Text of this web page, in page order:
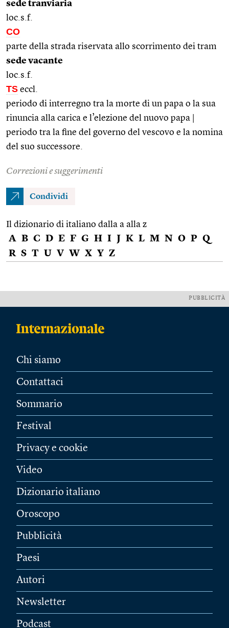
sede tranviaria
loc.s.f.
CO
parte della strada riservata allo scorrimento dei tram
sede vacante
loc.s.f.
TS eccl.
periodo di interregno tra la morte di un papa o la sua
rinuncia alla carica e l’elezione del nuovo papa |
periodo tra la fine del governo del vescovo e la nomina
del suo successore.
Correzioni e suggerimenti
Condividi
Il dizionario di italiano dalla a alla z
A B C D E F G H I J K L M N O P Q
R S T U V W X Y Z
PUBBLICITÀ
Chi siamo
Contattaci
Sommario
Festival
Privacy e cookie
Video
Dizionario italiano
Oroscopo
Pubblicità
Paesi
Autori
Newsletter
Podcast